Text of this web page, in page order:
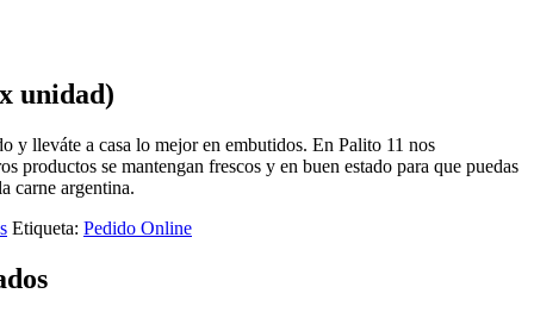
unidad)
y lleváte a casa lo mejor en embutidos. En Palito 11 nos
productos se mantengan frescos y en buen estado para que puedas
carne argentina.
Etiqueta: Pedido Online